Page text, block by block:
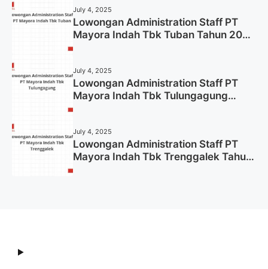
July 4, 2025
Lowongan Administration Staff PT
Mayora Indah Tbk Tuban Tahun 2025
July 4, 2025
Lowongan Administration Staff PT
Mayora Indah Tbk Tulungagung
July 4, 2025
Lowongan Administration Staff PT
Mayora Indah Tbk Trenggalek Tahun